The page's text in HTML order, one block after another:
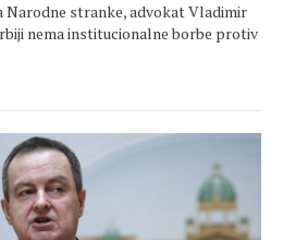
Narodne stranke, advokat Vladimir
nema institucionalne borbe protiv